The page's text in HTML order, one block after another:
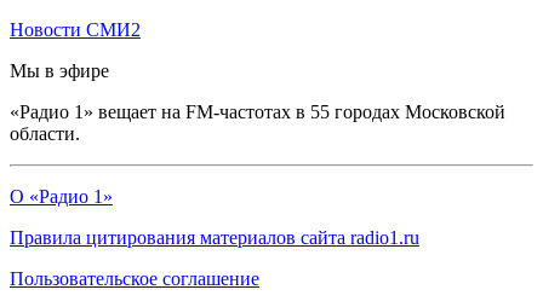
Новости СМИ2
Мы в эфире
«Радио 1» вещает на FM-частотах в 55 городах Московской
области.
О «Радио 1»
Правила цитирования материалов сайта radio1.ru
Пользовательское соглашение